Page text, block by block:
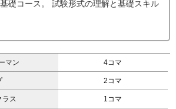
礎コース。 試験形式の理解と基礎スキル
マン 4コマ
2コマ
ラス 1コマ